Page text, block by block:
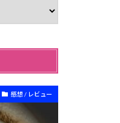
感想 / レビュー